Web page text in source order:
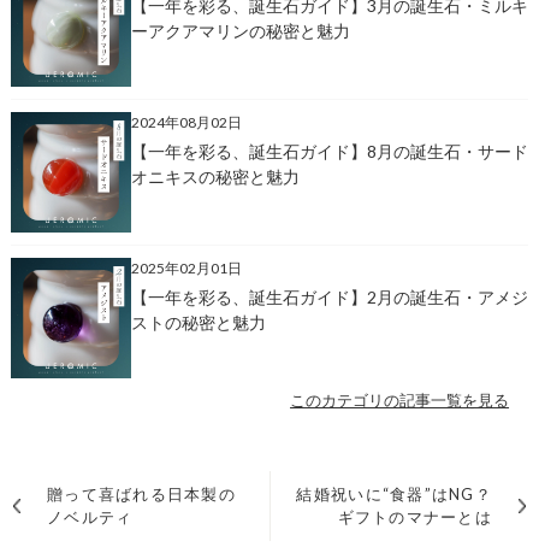
【一年を彩る、誕生石ガイド】3月の誕生石・ミルキ
ーアクアマリンの秘密と魅力
2024年08月02日
【一年を彩る、誕生石ガイド】8月の誕生石・サード
オニキスの秘密と魅力
2025年02月01日
【一年を彩る、誕生石ガイド】2月の誕生石・アメジ
ストの秘密と魅力
このカテゴリの記事一覧を見る
贈って喜ばれる日本製の
ノベルティ
結婚祝いに“食器”はNG？
ギフトのマナーとは